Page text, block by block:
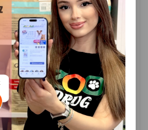
Qiymət
Almaq
9.80